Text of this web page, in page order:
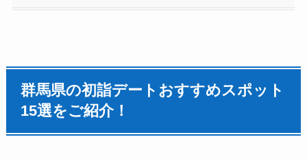
群馬県の初詣デートおすすめスポット
15選をご紹介！